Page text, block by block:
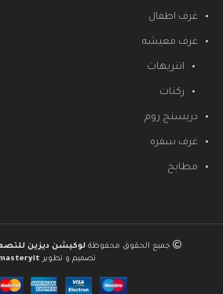
غرف اطفال
غرف معيشه
انتريهات
ركنات
دريسنج روم
غرف سفره
مطابخ
جميع الحقوق محفوظة لوكيشن ديزين
تصميم و تطوير